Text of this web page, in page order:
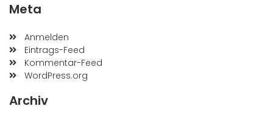
Meta
Anmelden
Eintrags-Feed
Kommentar-Feed
WordPress.org
Archiv